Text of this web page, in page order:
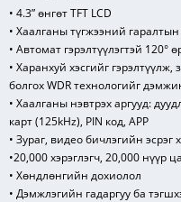
• 4.3” өнгөт TFT LCD
• Хаалганы түгжээний
• Автомат гэрэлтүүлэгтэй
• Харанхуй хэсгийг
болгох WDR технологийг
• Хаалганы нэвтрэх аргууд:
карт (125kHz), PIN код, APP
• Зураг, видео бичлэгийн
•20,000 хэрэглэгч, 20,000 нүүр
• Хөндлөнгийн дохиолол
• Дэмжлэгийн гадаргуу ба